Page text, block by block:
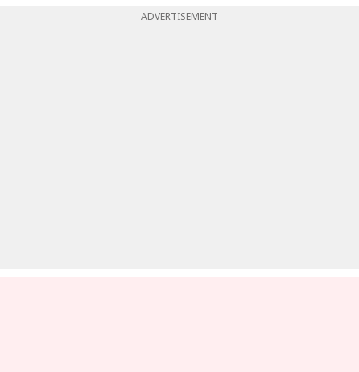
ADVERTISEMENT